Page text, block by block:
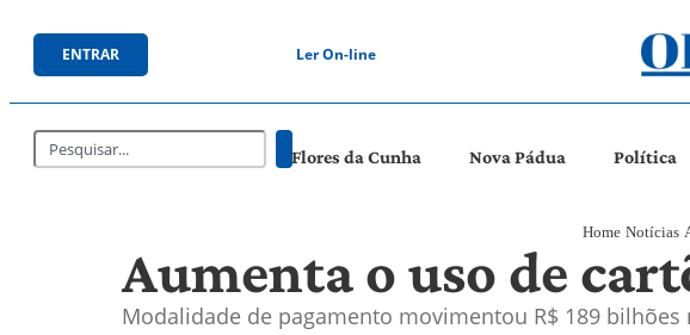
ENTRAR Ler On-line
Flores da Cunha Nova Pádua Política
Home Notícias
Aumenta o uso de
Modalidade de pagamento movimentou R$ 189